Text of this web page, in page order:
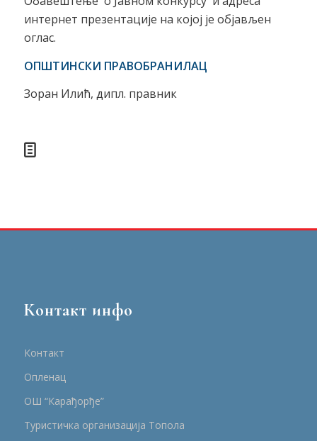
интернет презентације на којој је објављен
оглас.
ОПШТИНСКИ ПРАВОБРАНИЛАЦ
Зоран Илић, дипл. правник
Контакт инфо
Контакт
Опленац
ОШ “Карађорђе”
Туристичка организација Топола